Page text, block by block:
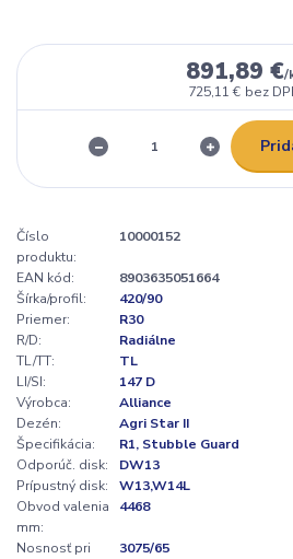
891,89 €/
725,11 € bez
Číslo
produktu:
10000152
EAN kód:
8903635051664
Šírka/profil:
420/90
Priemer:
R30
R/D:
Radiálne
TL/TT:
TL
LI/SI:
147 D
Výrobca:
Alliance
Dezén:
Agri Star II
Špecifikácia:
R1, Stubble Guard
Odporúč. disk:
DW13
Prípustný disk:
W13,W14L
Obvod valenia
mm:
4468
Nosnosť pri
3075/65